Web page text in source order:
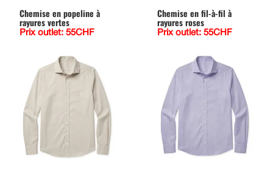
Chemise en popeline à
rayures vertes
Prix outlet: 55CHF
Chemise en fil-à-fil à
rayures roses
Prix outlet: 55CHF